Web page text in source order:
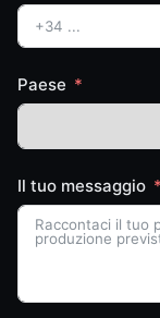
Paese
Il tuo messaggio